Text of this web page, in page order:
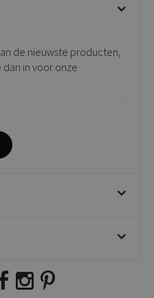
de nieuwste producten,
dan in voor onze